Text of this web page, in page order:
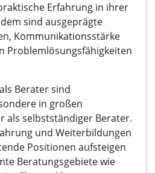
Erfahrung in ihrer
sind ausgeprägte
Kommunikationsstärke
Problemlösungsfähigkeiten
Berater sind
in großen
als selbstständiger Berater.
und Weiterbildungen
Positionen aufsteigen
Beratungsgebiete wie